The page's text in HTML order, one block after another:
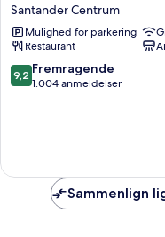
Santander
Centrum
Santander Centrum
Mulighed for parkering
Restaurant
9.2
ud
9,2 Fremragende
1.004 anmeldelser
Sammenlign